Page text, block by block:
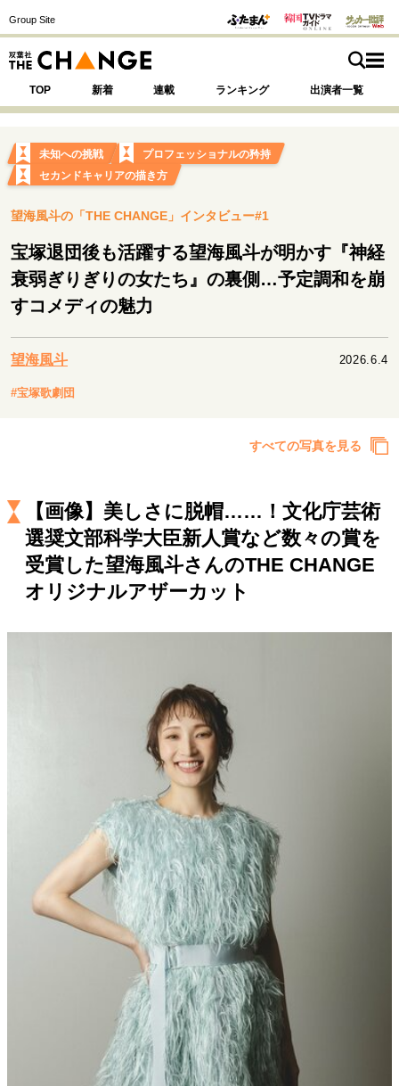
Group Site
TOP 新着 連載 ランキング 出演者一覧
サイトの核・哲学
運命を変えた出会い
未知への挑戦
プロフェッショナルの矜持
表現者の葛藤
人生が動いた日 10代の挫折と原点
ファーストキャリアを拓く
経営・ビジネス
リーダーの流儀 変革の原動力
トップが描く未来
一流のルーティン
10代・20代の土台
40代からの景色 美しさの哲学
パートナーとの歩み方
親になるということ
病が教えてくれたこと
移住という選択
熱狂できるもの
一生モノの愛用品
私を彩るエッセンス
60代のネクストステージ
70代のグランドデザイン
社会・カルチャー・マネー
地域とつながる/お金との付き合い方
未知への挑戦
プロフェッショナルの矜持
セカンドキャリアの描き方
望海風斗の「THE CHANGE」インタビュー#1
宝塚退団後も活躍する望海風斗が明かす『神経
衰弱ぎりぎりの女たち』の裏側…予定調和を崩
すコメディの魅力
望海風斗 2026.6.4
#宝塚歌劇団
すべての写真を見る
【画像】美しさに脱帽……！文化庁芸術
選奨文部科学大臣新人賞など数々の賞を
受賞した望海風斗さんのTHE CHANGE
オリジナルアザーカット